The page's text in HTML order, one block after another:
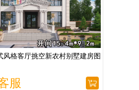
风格客厅挑空新农村别墅建房图
服